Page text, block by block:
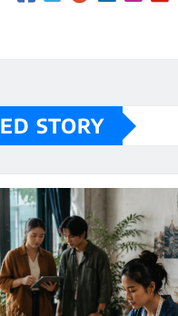
STORY